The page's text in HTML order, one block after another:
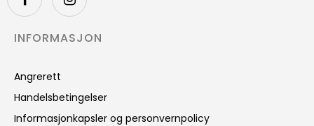
INFORMASJON
Angrerett
Handelsbetingelser
Informasjonkapsler og personvernpolicy